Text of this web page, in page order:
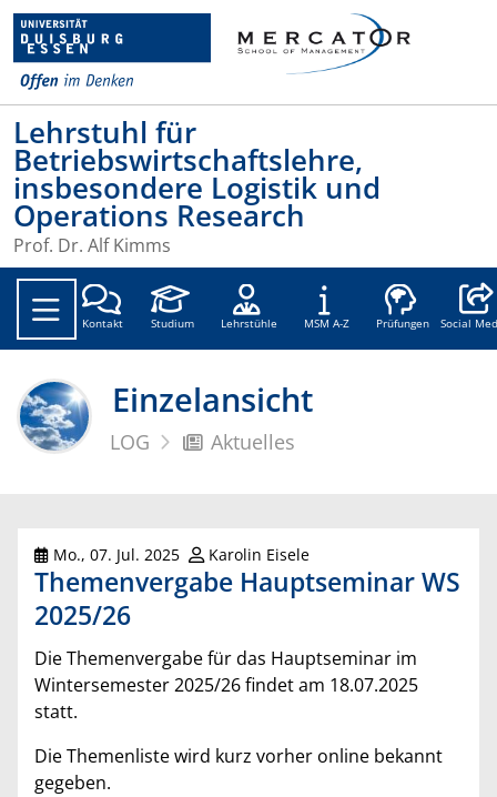
Lehrstuhl für
Betriebswirtschaftslehre,
insbesondere Logistik und
Operations Research
Prof. Dr. Alf Kimms
Kontakt Studium Lehrstühle MSM A-Z Prüfungen Social
Einzelansicht
LOG Aktuelles
Mo., 07. Jul. 2025 Karolin Eisele
Themenvergabe Hauptseminar WS
2025/26
Die Themenvergabe für das Hauptseminar im
Wintersemester 2025/26 findet am 18.07.2025
statt.
Die Themenliste wird kurz vorher online bekannt
gegeben.